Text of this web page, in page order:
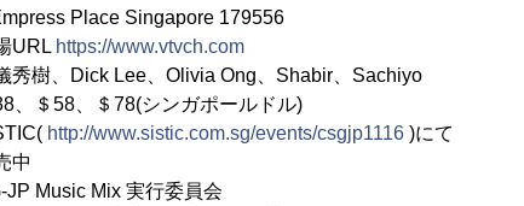
Place Singapore 179556
https://www.vtvch.com
、Dick Lee、Olivia Ong、Shabir、Sachiyo
58、＄78(シンガポールドル)
http://www.sistic.com.sg/events/csgjp1116 )にて
Mix 実行委員会